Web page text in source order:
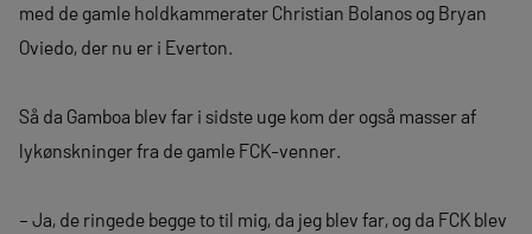
med de gamle holdkammerater Christian Bolanos og Bryan
Oviedo, der nu er i Everton.
Så da Gamboa blev far i sidste uge kom der også masser af
lykønskninger fra de gamle FCK-venner.
– Ja, de ringede begge to til mig, da jeg blev far, og da FCK blev